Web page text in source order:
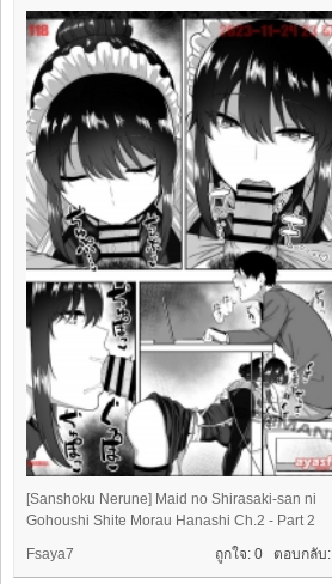
[Sanshoku Nerune] Maid no Shirasaki-san ni
Gohoushi Shite Morau Hanashi Ch.2 - Part 2
ถูกใจ: 0 ตอบกลับ:
Fsaya7